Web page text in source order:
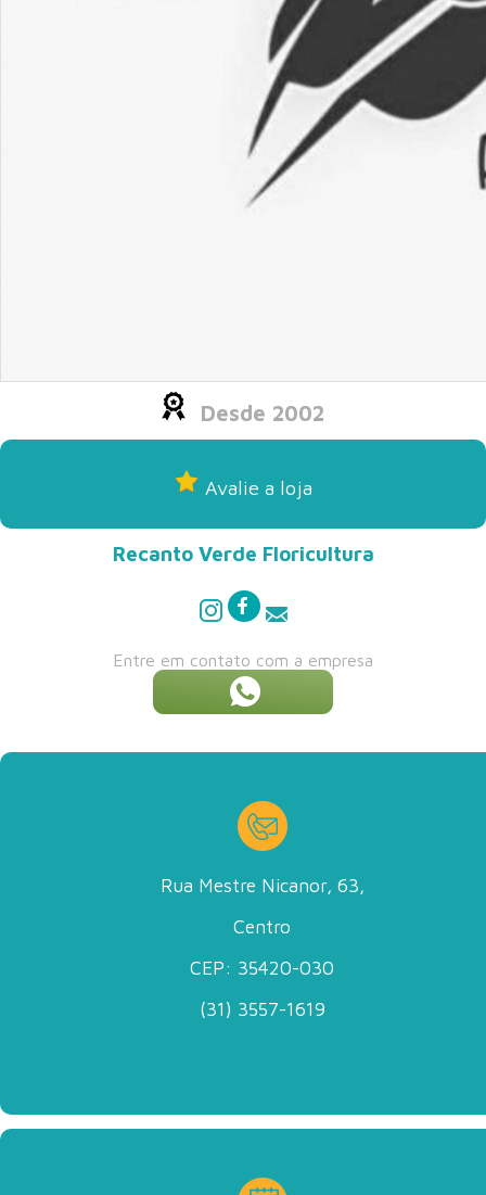
Desde 2002
Avalie a loja
Recanto Verde Floricultura
Entre em contato com a empresa
Rua Mestre Nicanor, 63,
Centro
CEP: 35420-030
(31) 3557-1619